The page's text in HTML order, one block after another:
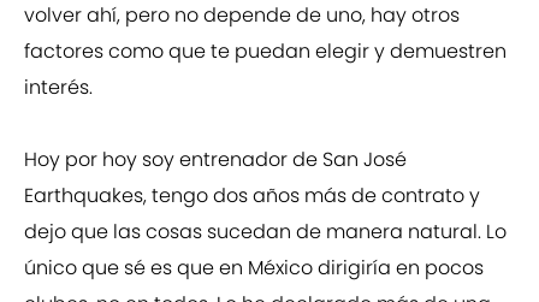
volver ahí, pero no depende de uno, hay otros
factores como que te puedan elegir y demuestren
interés.
Hoy por hoy soy entrenador de San José
Earthquakes, tengo dos años más de contrato y
dejo que las cosas sucedan de manera natural. Lo
único que sé es que en México dirigiría en pocos